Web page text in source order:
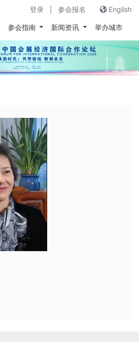
登录 参会报名 English
参会指南 新闻资讯 举办城市